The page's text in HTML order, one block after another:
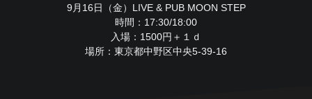
9月16日（金）LIVE & PUB MOON STEP
時間：17:30/18:00
入場：1500円＋１ｄ
場所：東京都中野区中央5-39-16